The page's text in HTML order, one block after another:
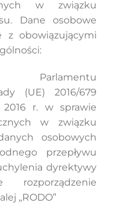
w związku
Dane osobowe
z obowiązującymi
Parlamentu
(UE) 2016/679
r. w sprawie
w związku
osobowych
przepływu
dyrektywy
rozporządzenie
„RODO”